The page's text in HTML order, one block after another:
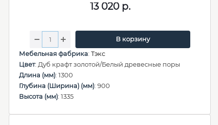
13 020р.
В корзину
Мебельная фабрика: Тэкс
Цвет: Дуб крафт золотой/Белый древесные поры
Длина (мм): 1300
Глубина (Ширина) (мм): 900
Высота (мм): 1335